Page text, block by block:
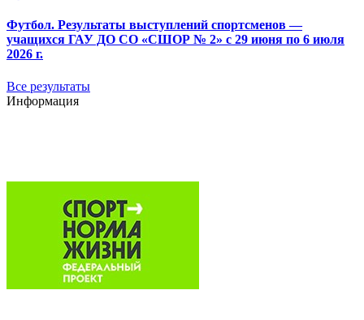
Футбол. Результаты выступлений спортсменов —
учащихся ГАУ ДО СО «СШОР № 2» с 29 июня по 6 июля
2026 г.
Все результаты
Информация